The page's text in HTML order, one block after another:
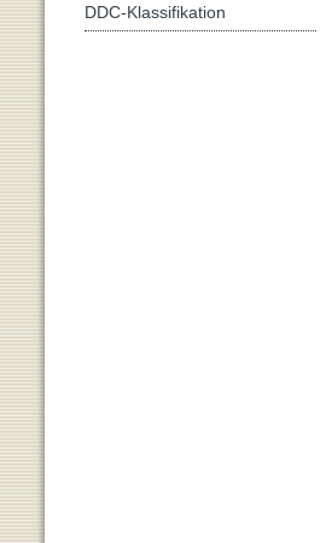
DDC-Klassifikation